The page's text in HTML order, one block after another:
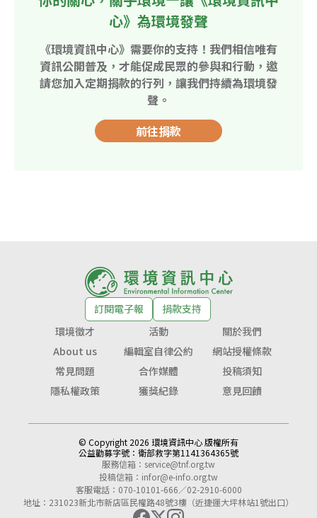
心》為環境發聲
《環境資訊中心》需要你的支持！我們相信唯有
資訊公開普及，才能促成民眾的參與和行動，邀
請您加入定期捐款的行列，讓我們持續為環境發
聲。
前往捐款
訂閱電子報
捐款支持
環境徵才
活動
關於我們
About us
編輯室自律公約
網站授權條款
常見問題
合作媒體
投稿須知
隱私權政策
獲獎紀錄 意見回饋
© Copyright 2026 環境資訊中心 版權所有
公益勸募字號： 衛部救字第1141364365號
服務信箱： service@tnf.org.tw
投稿信箱： infor@e-info.org.tw
客服電話：070-10101-666／02-2910-6000
地址：231023新北市新店區民權路48號3樓（近捷運大坪林站1號出口）